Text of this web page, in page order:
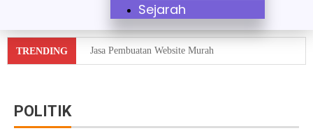
Sejarah
TRENDING Jasa Pembuatan Website Murah
POLITIK